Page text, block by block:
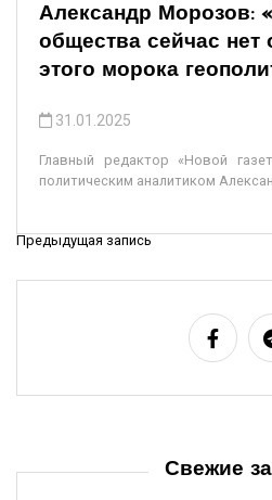
Александр Морозов:
общества сейчас нет
этого морока
31.01.2025
Главный редактор «Новой
политическим аналитиком
Н
а
Предыдущая запись
Свежие